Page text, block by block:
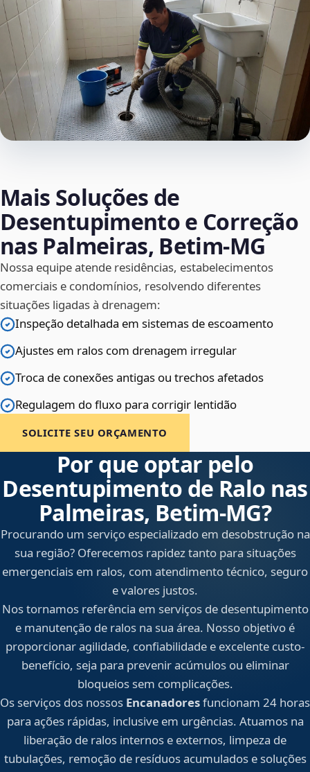
Mais Soluções de
Desentupimento e Correção
nas Palmeiras, Betim‑MG
Nossa equipe atende residências, estabelecimentos
comerciais e condomínios, resolvendo diferentes
situações ligadas à drenagem:
Inspeção detalhada em sistemas de escoamento
Ajustes em ralos com drenagem irregular
Troca de conexões antigas ou trechos afetados
Regulagem do fluxo para corrigir lentidão
SOLICITE SEU ORÇAMENTO
Por que optar pelo
Desentupimento de Ralo nas
Palmeiras, Betim‑MG?
Procurando um serviço especializado em desobstrução na
sua região? Oferecemos rapidez tanto para situações
emergenciais em ralos, com atendimento técnico, seguro
e valores justos.
Nos tornamos referência em serviços de desentupimento
e manutenção de ralos na sua área. Nosso objetivo é
proporcionar agilidade, confiabilidade e excelente custo-
benefício, seja para prevenir acúmulos ou eliminar
bloqueios sem complicações.
Os serviços dos nossos Encanadoresfuncionam 24 horas
para ações rápidas, inclusive em urgências. Atuamos na
liberação de ralos internos e externos, limpeza de
tubulações, remoção de resíduos acumulados e soluções